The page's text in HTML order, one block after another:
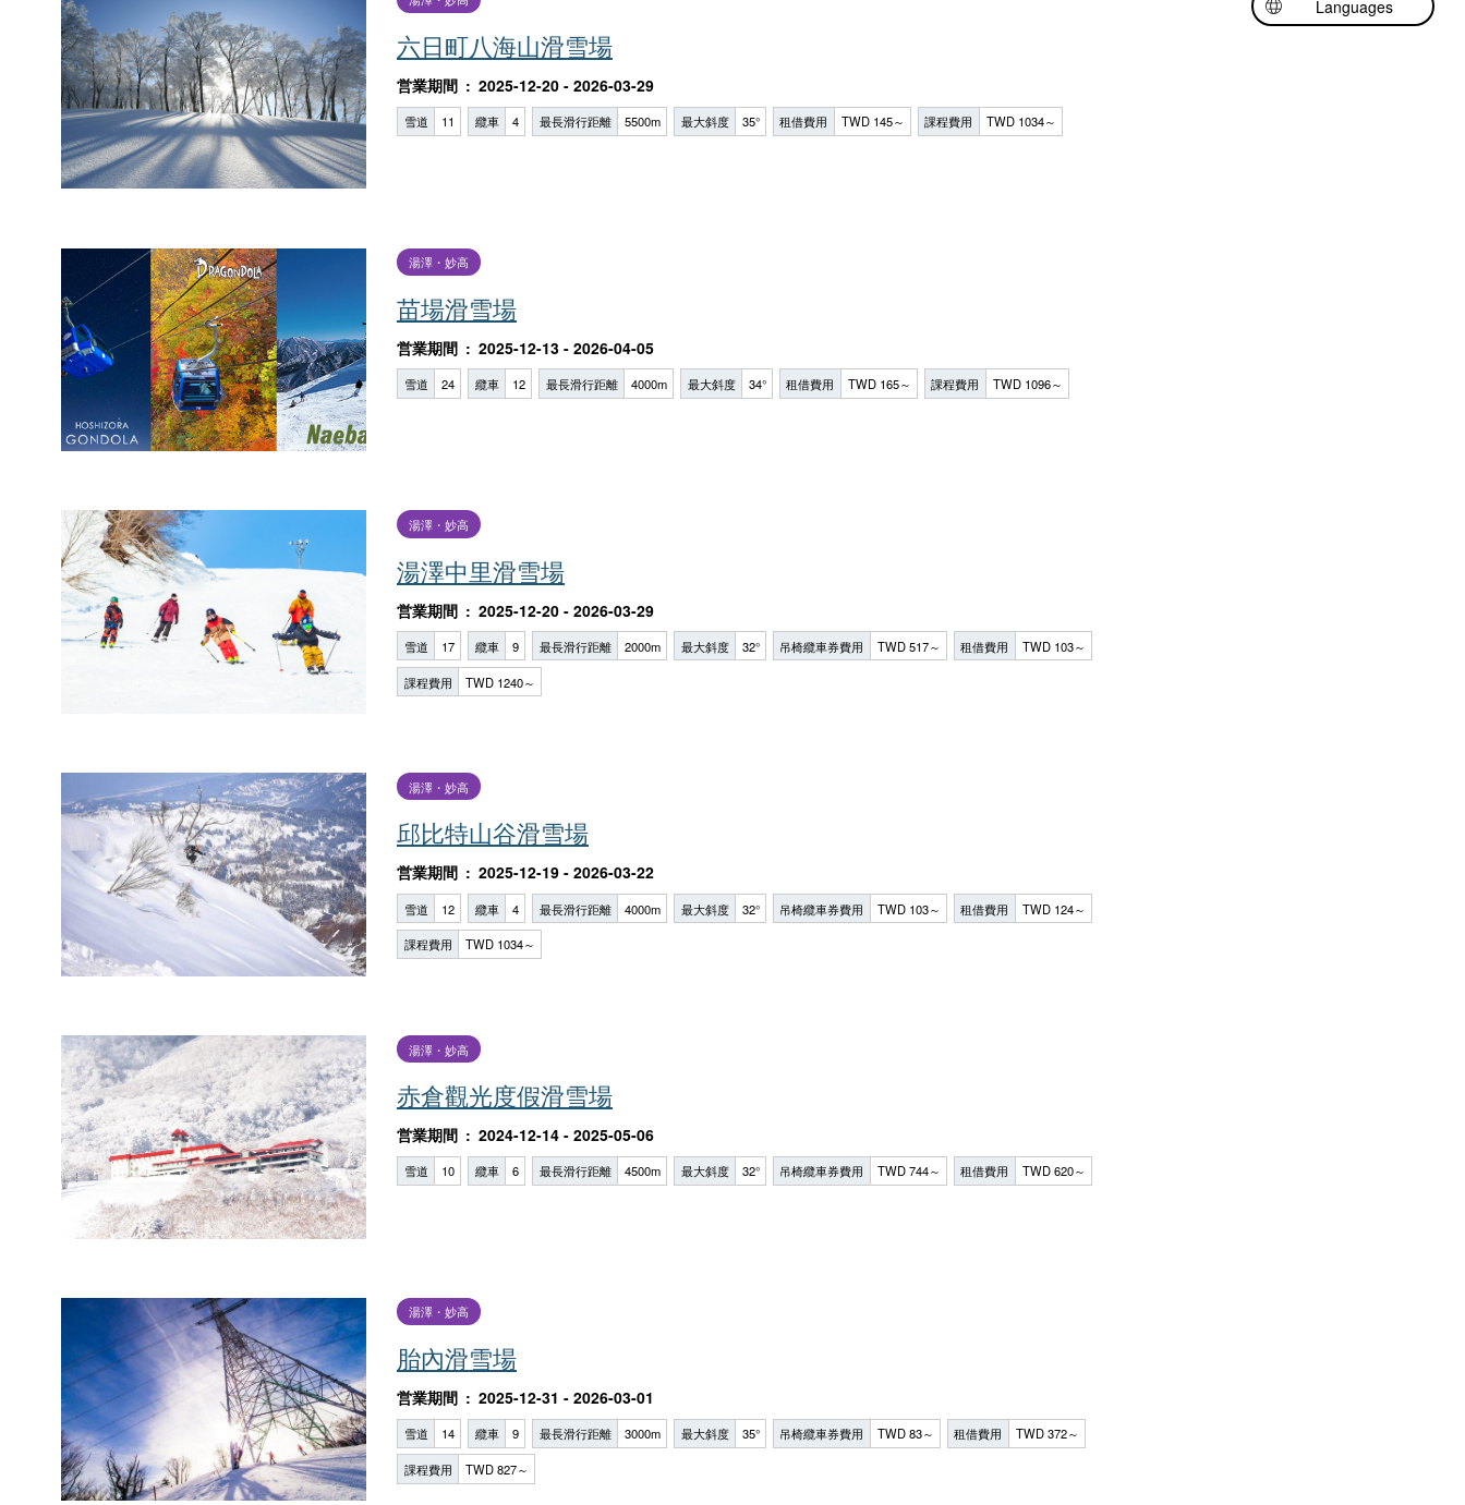
Languages
六日町八海山滑雪場
営業期間 2025-12-20 - 2026-03-29
雪道 11 纜車 4 最長滑行距離 5500m 最大斜度 35° 租借費用 TWD 145～ 課程費用 TWD 1034～
苗場滑雪場
湯澤・妙高
営業期間 2025-12-13 - 2026-04-05
雪道 24 纜車 12 最長滑行距離 4000m 最大斜度 34° 租借費用 TWD 165～ 課程費用 TWD 1096～
湯澤中里滑雪場
湯澤・妙高
営業期間 2025-12-20 - 2026-03-29
雪道 17 纜車 9 最長滑行距離 2000m 最大斜度 32° 吊椅纜車券費用 TWD 517～ 租借費用 TWD 103～
課程費用 TWD 1240～
邱比特山谷滑雪場
湯澤・妙高
営業期間 2025-12-19 - 2026-03-22
雪道 12 纜車 4 最長滑行距離 4000m 最大斜度 32° 吊椅纜車券費用 TWD 103～ 租借費用 TWD 124～
課程費用 TWD 1034～
赤倉觀光度假滑雪場
湯澤・妙高
営業期間 2024-12-14 - 2025-05-06
雪道 10 纜車 6 最長滑行距離 4500m 最大斜度 32° 吊椅纜車券費用 TWD 744～ 租借費用 TWD 620～
胎內滑雪場
湯澤・妙高
営業期間 2025-12-31 - 2026-03-01
雪道 14 纜車 9 最長滑行距離 3000m 最大斜度 35° 吊椅纜車券費用 TWD 83～ 租借費用 TWD 372～
課程費用 TWD 827～